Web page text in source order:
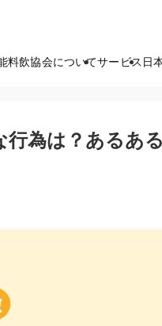
料飲協会についてサービス 日
為は？あるあ